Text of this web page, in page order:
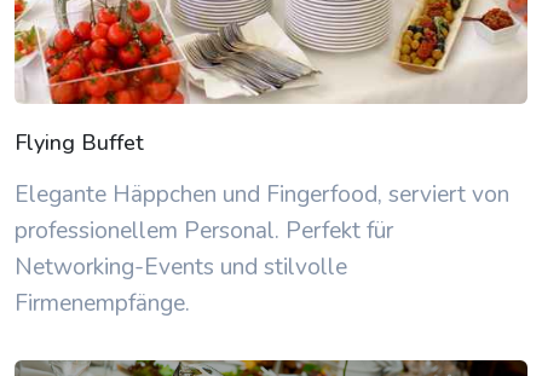
Flying Buffet
Elegante Häppchen und Fingerfood, serviert von
professionellem Personal. Perfekt für
Networking-Events und stilvolle
Firmenempfänge.